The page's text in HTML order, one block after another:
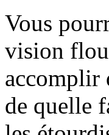
Vous
vision
accomplir
de quelle